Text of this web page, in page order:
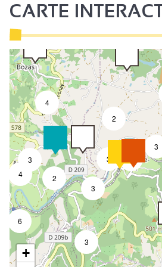
CARTE
3
2
3
4
6
4
3
3
2
3
+